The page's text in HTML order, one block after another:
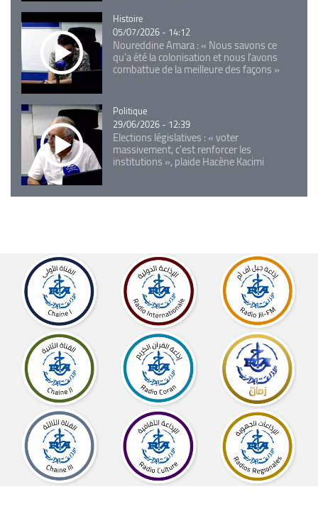
Catégorie
Histoire
05/07/2026 - 14:12
Noureddine Amara : « Nous savons ce
qu’a été la colonisation et nous l’avons
combattue de la meilleure des façons »
Catégorie
Politique
29/06/2026 - 12:39
Elections législatives : « voter
massivement, c'est renforcer les
institutions », plaide Hacène Kacimi